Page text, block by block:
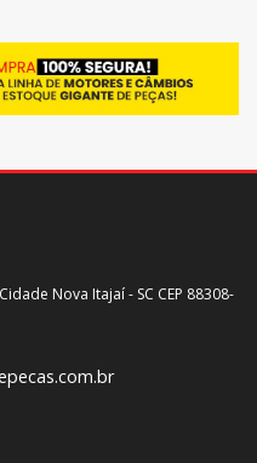
Nova Itajaí - SC CEP 88308-